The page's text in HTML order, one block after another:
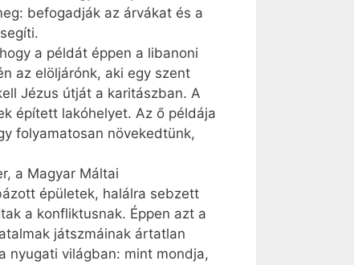
befogadják az árvákat és a
a példát éppen a libanoni
az elöljárónk, aki egy szent
Jézus útját a karitászban. A
épített lakóhelyet. Az ő példája
folyamatosan növekedtünk,
a Magyar Máltai
épületek, halálra sebzett
a konfliktusnak. Éppen azt a
játszmáinak ártatlan
nyugati világban: mint mondja,